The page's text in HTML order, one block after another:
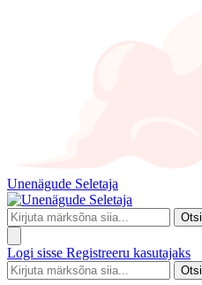
Unenägude Seletaja
Otsi
Logi sisse Registreeru kasutajaks
Otsi